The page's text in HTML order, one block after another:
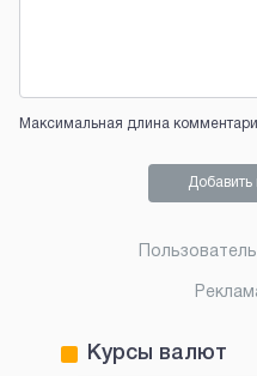
Максимальная длина
Курсы валют